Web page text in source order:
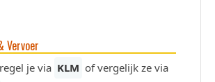
Vervoer
je via KLM of vergelijk ze via